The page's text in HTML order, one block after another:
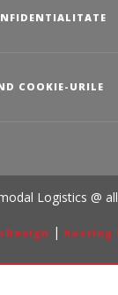
COOKIE-URILE
Logistics @
| hosting